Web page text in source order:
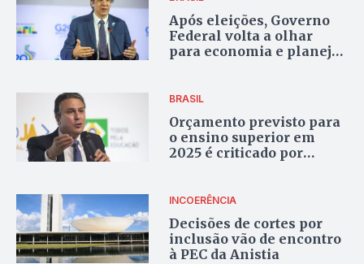
Após eleições, Governo
Federal volta a olhar
para economia e planeja
BRASIL
Orçamento previsto para
o ensino superior em
2025 é criticado por
INCOERÊNCIA
Decisões de cortes por
inclusão vão de encontro
à PEC da Anistia